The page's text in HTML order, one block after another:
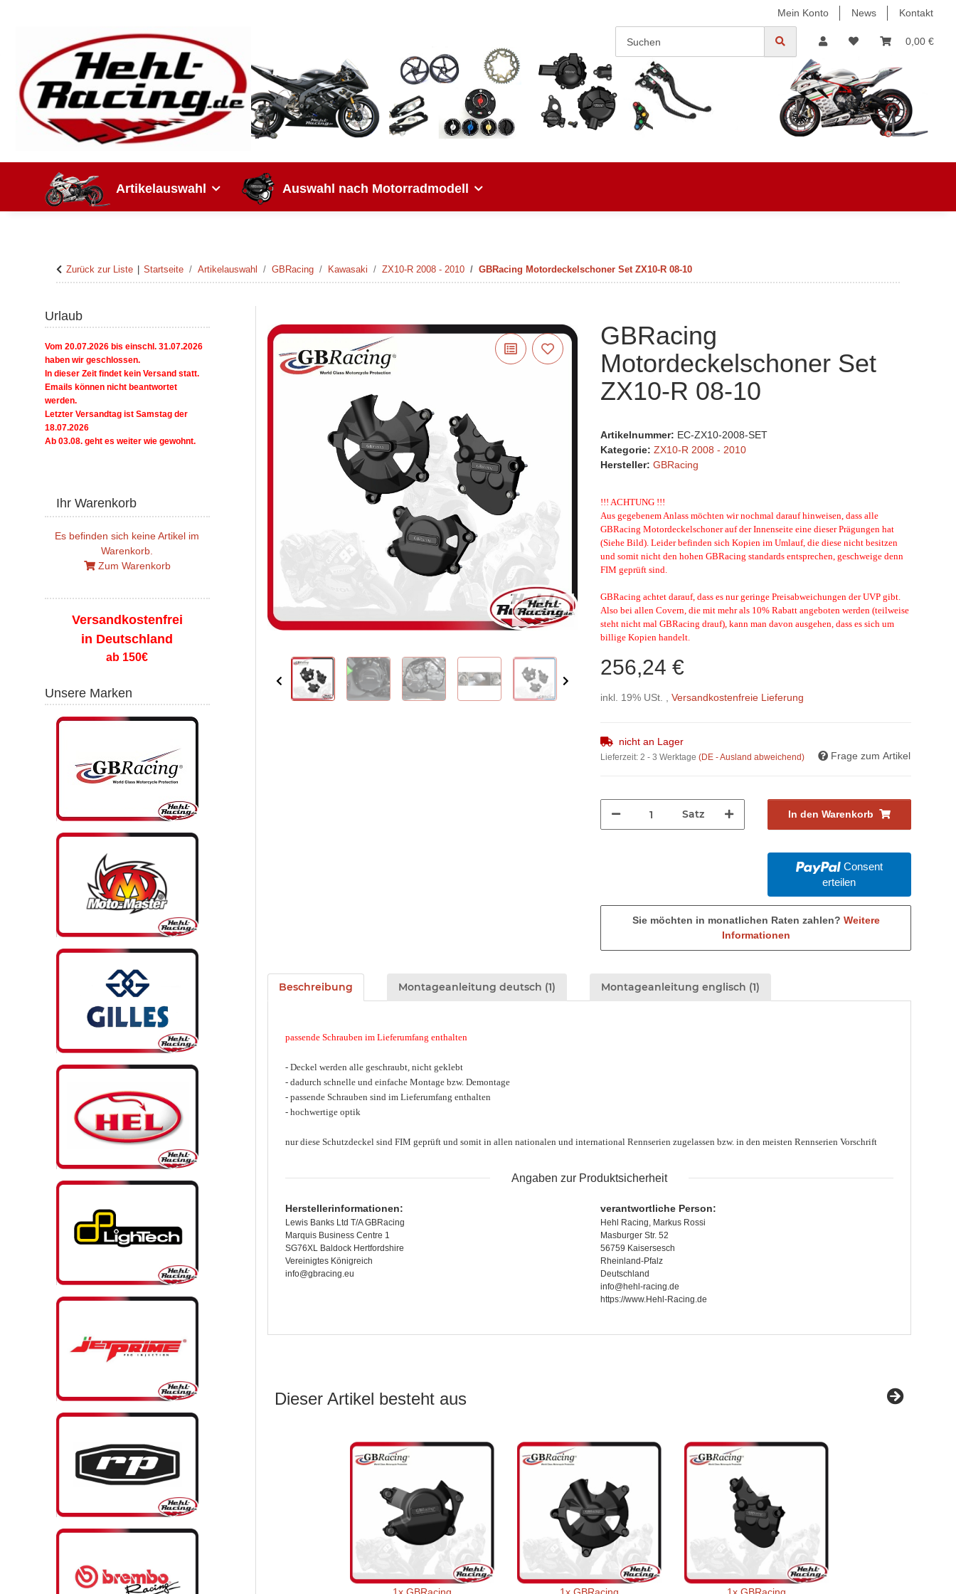
Mein Konto News Kontakt
0,00 €
Artikelauswahl Auswahl nach Motorradmodell
Zurück zur Liste Startseite Artikelauswahl GBRacing Kawasaki ZX10-R 2008 - 2010 GBRacing Motordeckelschoner Set ZX10-R 08-10
GBRacing
Motordeckelschoner Set
ZX10-R 08-10
Artikelnummer: EC-ZX10-2008-SET
Kategorie:ZX10-R 2008 - 2010
Hersteller: GBRacing
!!! ACHTUNG !!!
Aus gegebenem Anlass möchten wir nochmal darauf hinweisen, dass alle
GBRacing Motordeckelschoner auf der Innenseite eine dieser Prägungen hat
(Siehe Bild). Leider befinden sich Kopien im Umlauf, die diese nicht besitzen
und somit nicht den hohen GBRacing standards entsprechen, geschweige denn
FIM geprüft sind.
GBRacing achtet darauf, dass es nur geringe Preisabweichungen der UVP gibt.
Also bei allen Covern, die mit mehr als 10% Rabatt angeboten werden (teilweise
steht nicht mal GBRacing drauf), kann man davon ausgehen, dass es sich um
billige Kopien handelt.
256,24 €
inkl. 19% USt. ,Versandkostenfreie Lieferung
nicht an Lager
Lieferzeit:2 - 3 Werktage(DE - Ausland abweichend) Frage zum Artikel
Satz In den Warenkorb
Consent
erteilen
Sie möchten in monatlichen Raten zahlen? Weitere
Informationen
Beschreibung Montageanleitung deutsch (1) Montageanleitung englisch (1)
passende Schrauben im Lieferumfang enthalten
- Deckel werden alle geschraubt, nicht geklebt
- dadurch schnelle und einfache Montage bzw. Demontage
- passende Schrauben sind im Lieferumfang enthalten
- hochwertige optik
nur diese Schutzdeckel sind FIM geprüft und somit in allen nationalen und international Rennserien zugelassen bzw. in den meisten Rennserien Vorschrift
Angaben zur Produktsicherheit
Herstellerinformationen:
Lewis Banks Ltd T/A GBRacing
Marquis Business Centre 1
SG76XL Baldock Hertfordshire
Vereinigtes Königreich
info@gbracing.eu
verantwortliche Person:
Hehl Racing, Markus Rossi
Masburger Str. 52
56759 Kaisersesch
Rheinland-Pfalz
Deutschland
info@hehl-racing.de
https://www.Hehl-Racing.de
Dieser Artikel besteht aus
Urlaub
Vom 20.07.2026 bis einschl. 31.07.2026
haben wir geschlossen.
In dieser Zeit findet kein Versand statt.
Emails können nicht beantwortet
werden.
Letzter Versandtag ist Samstag der
18.07.2026
Ab 03.08. geht es weiter wie gewohnt.
Ihr Warenkorb
Es befinden sich keine Artikel im
Warenkorb.
Zum Warenkorb
Versandkostenfrei
in Deutschland
ab 150€
Unsere Marken